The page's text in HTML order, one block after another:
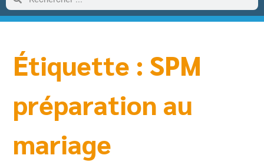
Étiquette : SPM
préparation au
mariage